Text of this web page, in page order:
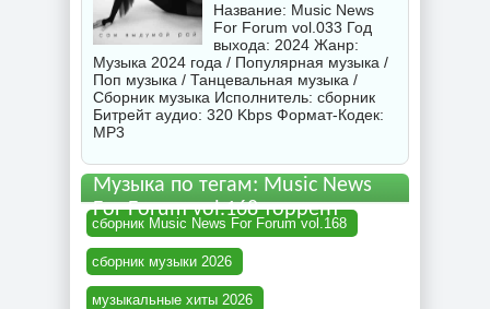
Название: Music News
For Forum vol.033 Год
выхода: 2024 Жанр:
Музыка 2024 года / Популярная музыка /
Поп музыка / Танцевальная музыка /
Сборник музыка Исполнитель: сборник
Битрейт аудио: 320 Kbps Формат-Кодек:
MP3
Музыка по тегам: Music News
For Forum vol.168 торрент
сборник Music News For Forum vol.168
сборник музыки 2026
музыкальные хиты 2026